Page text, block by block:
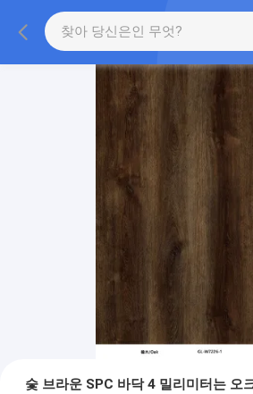
숯 브라운 SPC 바닥 4 밀리미터는 오